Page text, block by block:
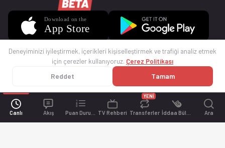
Canlı Akış TV Rehberi Transferler
YENİ
Ara
© 2025 Ofsayt
Deneyiminizi iyileştirmek, içerikleri kişiselleştirmek ve trafiği analiz etmek
için çerezler kullanıyoruz. Çerez Politikası
Reddet Tamam